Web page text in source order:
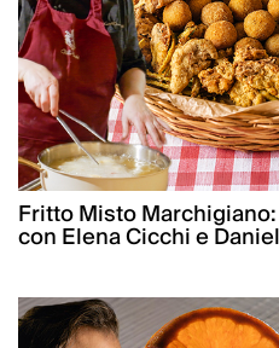
Fritto Misto
con Elena Cicchi e